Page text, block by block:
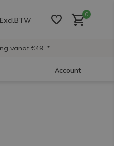
Excl.BTW
0
vanaf €49,-*
Account